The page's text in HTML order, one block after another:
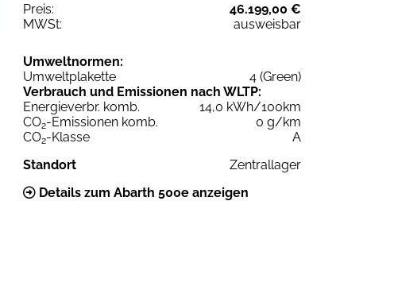
Preis:
46.199,00 €
MWSt:
ausweisbar
Umweltnormen:
Umweltplakette
4 (Green)
Verbrauch und Emissionen nach WLTP:
Energieverbr. komb.
14,0 kWh/100km
CO2-Emissionen komb.
0 g/km
CO2-Klasse
A
Standort
Zentrallager
Details zum Abarth 500e anzeigen